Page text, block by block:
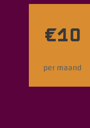
€10
per maand